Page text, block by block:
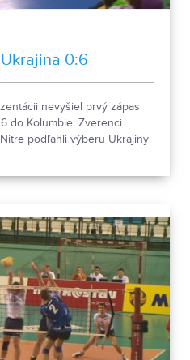
0:6
nevyšiel prvý zápas
do Kolumbie. Zverenci
podľahli výberu Ukrajiny